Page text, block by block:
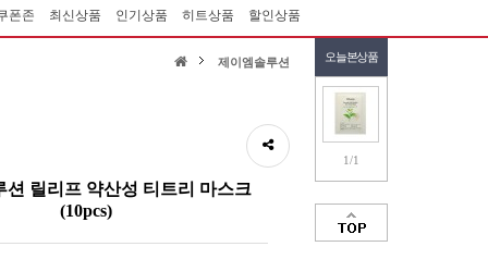
폰존 최신상품 인기상품 히트상품 할인상품
오늘본상품
1/1
제이엠솔루션
션 릴리프 약산성 티트리 마스크
(10pcs)